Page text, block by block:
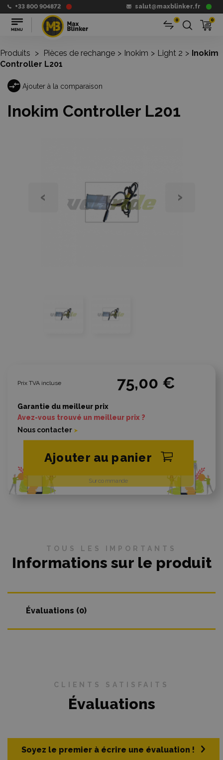
+33 800 904872 salut@maxblinker.fr
0 0
Produits > Pièces de rechange > Inokim > Light 2 > Inokim
Controller L201
Ajouter à la comparaison
Inokim Controller L201
‹ ›
Prix TVA incluse 75,00 €
Sur commande
Ajouter au panier
Garantie du meilleur prix
Avez-vous trouvé un meilleur prix ?
Nous contacter
TOUS LES IMPORTANTS
Informations sur le produit
Évaluations (0)
CLIENTS SATISFAITS
Évaluations
Soyez le premier à écrire une évaluation !